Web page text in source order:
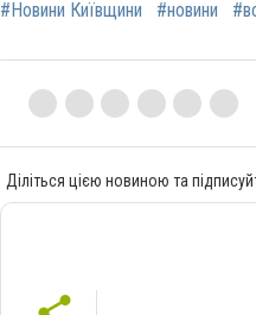
#Новини Київщини #новини
Діліться цією новиною та